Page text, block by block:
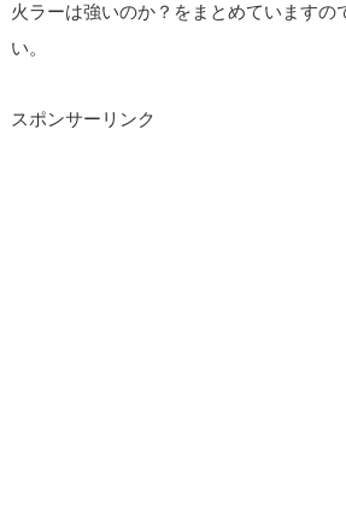
火ラーは強いのか？をまとめていますの
い。
スポンサーリンク